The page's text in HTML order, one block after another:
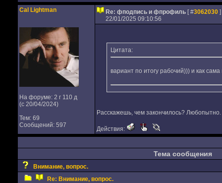
Cal Lightman
На форуме: 2 г 110 д
(с 20/04/2024)
Тем: 69
Сообщений: 597
Re: фподпись и фпрофиль [ #3062030]
22/01/2025 09:10:56
Цитата:
вариант по итогу рабочий))) и как
Расскажешь, чем закончилось? Любопытно.
Действия:
Тема сообщения
Внимание, вопрос.
Re: Внимание, вопрос.